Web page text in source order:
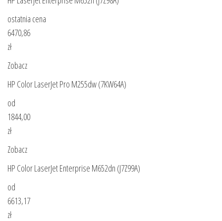
ostatnia cena
6470,86
zł
Zobacz
HP Color LaserJet Pro M255dw (7KW64A)
od
1844,00
zł
Zobacz
HP Color LaserJet Enterprise M652dn (J7Z99A)
od
6613,17
zł